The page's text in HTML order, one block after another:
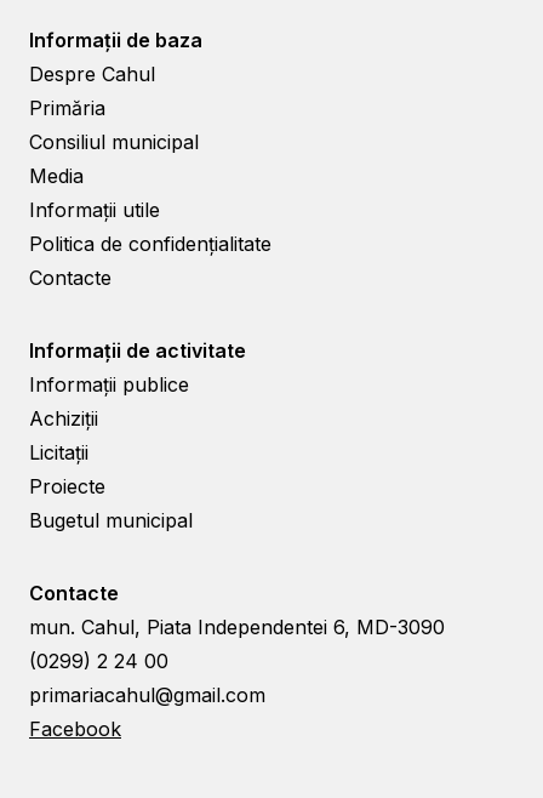
Informații de baza
Despre Cahul
Primăria
Consiliul municipal
Media
Informații utile
Politica de confidențialitate
Contacte
Informații de activitate
Informații publice
Achiziții
Licitații
Proiecte
Bugetul municipal
Contacte
mun. Cahul, Piata Independentei 6, MD-3090
(0299) 2 24 00
primariacahul@gmail.com
Facebook